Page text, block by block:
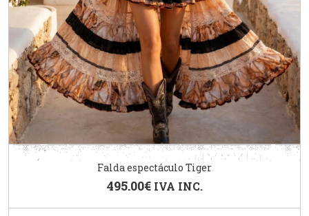
Falda espectáculo Tiger
495.00€ IVA INC.